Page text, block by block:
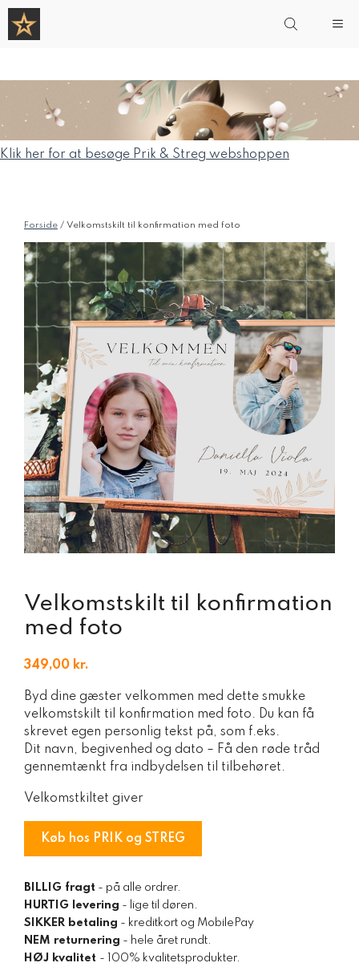
Hop
indhold
Klik her for at besøge Prik & Streg webshoppen
Forside / Velkomstskilt til konfirmation med foto
Velkomstskilt til konfirmation
med foto
349,00 kr.
Byd dine gæster velkommen med dette smukke
velkomstskilt til konfirmation med foto. Du kan få
skrevet egen personlig tekst på, som f.eks.
Dit navn, begivenhed og dato – Få den røde tråd
gennemtænkt fra indbydelsen til tilbehøret.
Velkomstkiltet giver
Køb hos PRIK og STREG
BILLIG fragt - på alle ordrer.
HURTIG levering - lige til døren.
SIKKER betaling - kreditkort og MobilePay
NEM returnering - hele året rundt.
HØJ kvalitet - 100% kvalitetsprodukter.